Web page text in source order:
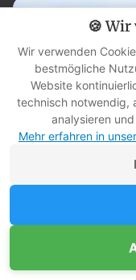
7 Wildpflanzen &
🍪
Wir verwenden
bestmögliche
Website
technisch notwendig,
analysieren
Mehr erfahren in